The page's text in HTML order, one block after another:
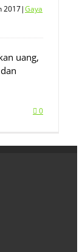
2017|Gaya
uang,
0